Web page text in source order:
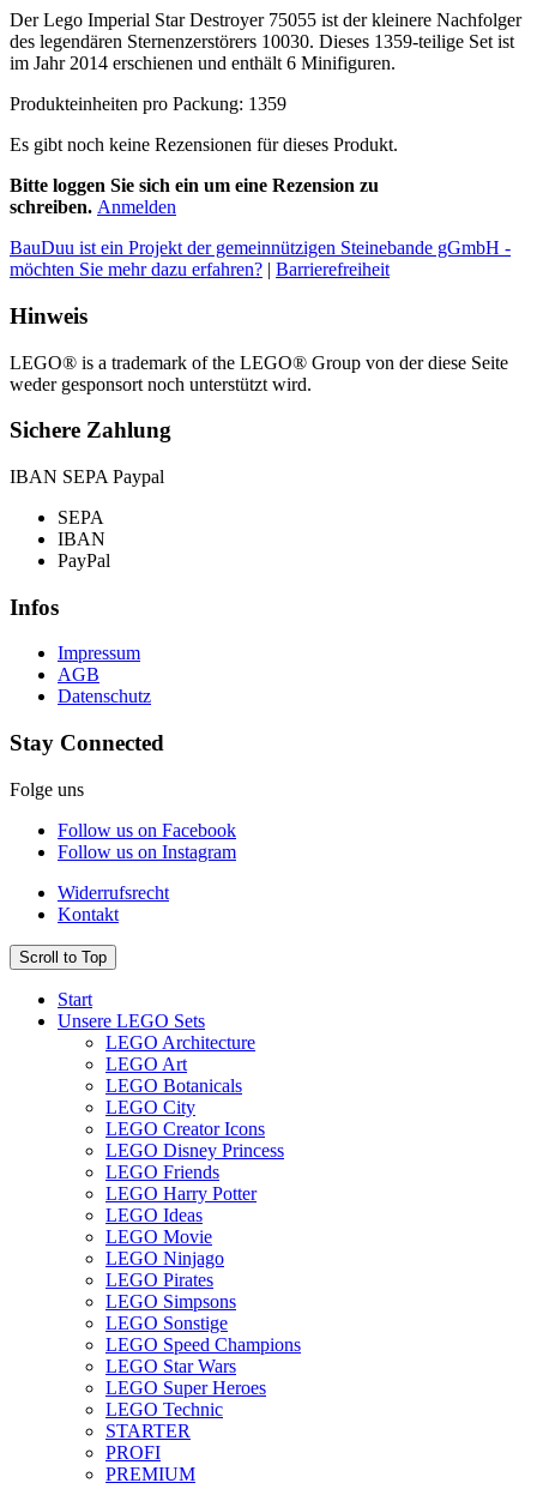
Der Lego Imperial Star Destroyer 75055 ist der kleinere Nachfolger
des legendären Sternenzerstörers 10030. Dieses 1359-teilige Set ist
im Jahr 2014 erschienen und enthält 6 Minifiguren.
Produkteinheiten pro Packung: 1359
Es gibt noch keine Rezensionen für dieses Produkt.
Bitte loggen Sie sich ein um eine Rezension zu
schreiben. Anmelden
BauDuu ist ein Projekt der gemeinnützigen Steinebande gGmbH -
möchten Sie mehr dazu erfahren? | Barrierefreiheit
Hinweis
LEGO® is a trademark of the LEGO® Group von der diese Seite
weder gesponsort noch unterstützt wird.
Sichere Zahlung
IBAN SEPA Paypal
SEPA
IBAN
PayPal
Infos
Impressum
AGB
Datenschutz
Stay Connected
Folge uns
Follow us on Facebook
Follow us on Instagram
Widerrufsrecht
Kontakt
Scroll to Top
Start
Unsere LEGO Sets
LEGO Architecture
LEGO Art
LEGO Botanicals
LEGO City
LEGO Creator Icons
LEGO Disney Princess
LEGO Friends
LEGO Harry Potter
LEGO Ideas
LEGO Movie
LEGO Ninjago
LEGO Pirates
LEGO Simpsons
LEGO Sonstige
LEGO Speed Champions
LEGO Star Wars
LEGO Super Heroes
LEGO Technic
STARTER
PROFI
PREMIUM